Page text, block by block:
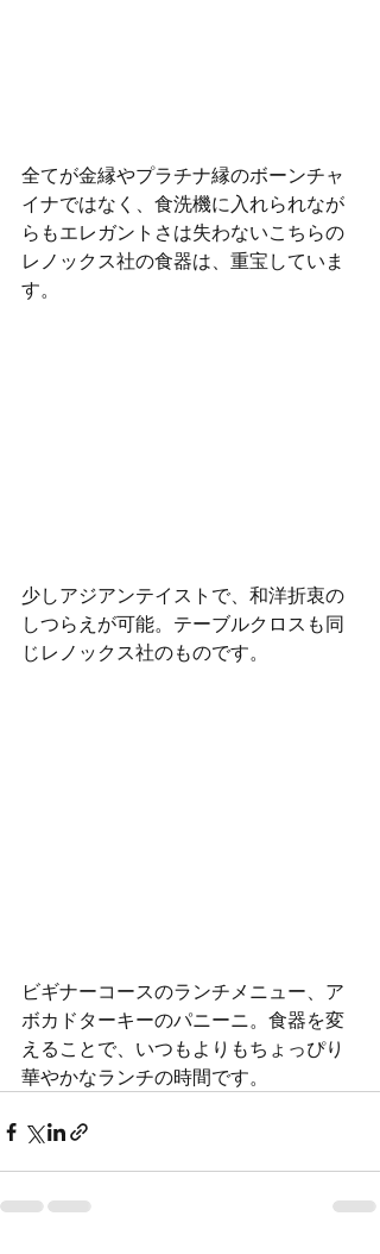
全てが金縁やプラチナ縁のボーンチャ
イナではなく、食洗機に入れられなが
らもエレガントさは失わないこちらの
レノックス社の食器は、重宝していま
す。
少しアジアンテイストで、和洋折衷の
しつらえが可能。テーブルクロスも同
じレノックス社のものです。
ビギナーコースのランチメニュー、ア
ボカドターキーのパニーニ。食器を変
えることで、いつもよりもちょっぴり
華やかなランチの時間です。